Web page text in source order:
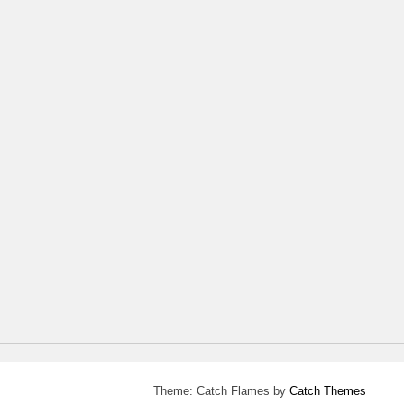
Theme: Catch Flames by Catch Themes